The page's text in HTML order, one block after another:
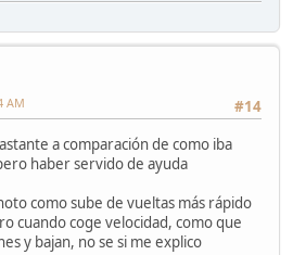
#14
AM
a comparación de como iba
haber servido de ayuda
como sube de vueltas más rápido
cuando coge velocidad, como que
y bajan, no se si me explico